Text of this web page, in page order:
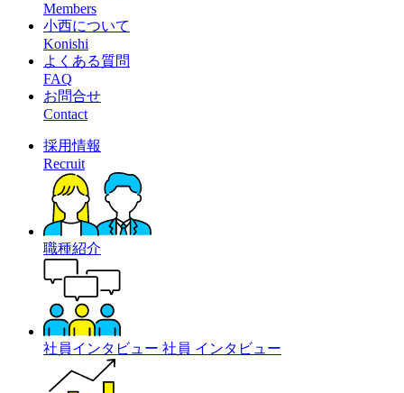
Members
小西について
Konishi
よくある質問
FAQ
お問合せ
Contact
採用情報
Recruit
職種紹介
社員インタビュー 社員 インタビュー